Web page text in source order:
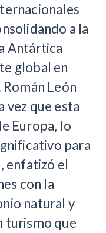
a la
Antártica
global en
León
vez que esta
Europa, lo
para
enfatizó el
con la
natural y
turismo que